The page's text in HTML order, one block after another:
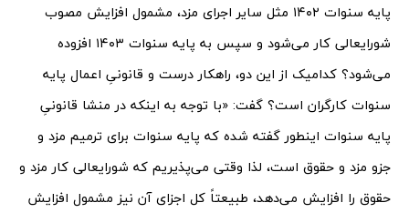
پایه سنوات ۱۴۰۲ مثل سایر اجرای مزد، مشمول افزایش مصوب
شورایعالی کار می‌شود و سپس به پایه سنوات ۱۴۰۳ افزوده
می‌شود؟ کدامیک از این دو، راهکار درست و قانونیِ اعمال پایه
سنوات کارگران است؟ گفت: «با توجه به اینکه در منشا قانونیِ
پایه سنوات اینطور گفته شده که پایه سنوات برای ترمیم مزد و
جزو مزد و حقوق است، لذا وقتی می‌پذیریم که شورایعالی کار مزد و
حقوق را افزایش می‌دهد، طبیعتاً کل اجزای آن نیز مشمول افزایش